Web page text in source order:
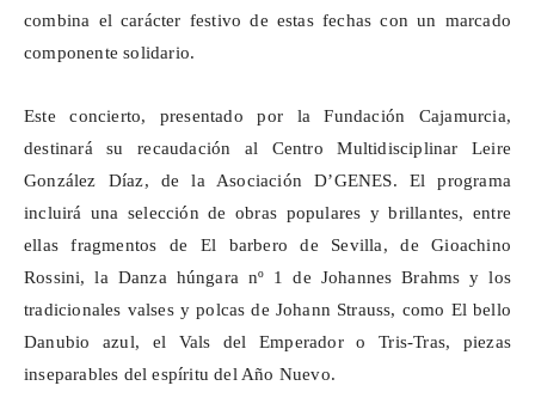
combina el carácter festivo de estas fechas con un marcado
componente solidario.
Este concierto, presentado por la Fundación Cajamurcia,
destinará su recaudación al Centro Multidisciplinar Leire
González Díaz, de la Asociación D’GENES. El programa
incluirá una selección de obras populares y brillantes, entre
ellas fragmentos de El barbero de Sevilla, de Gioachino
Rossini, la Danza húngara nº 1 de Johannes Brahms y los
tradicionales valses y polcas de Johann Strauss, como El bello
Danubio azul, el Vals del Emperador o Tris-Tras, piezas
inseparables del espíritu del Año Nuevo.